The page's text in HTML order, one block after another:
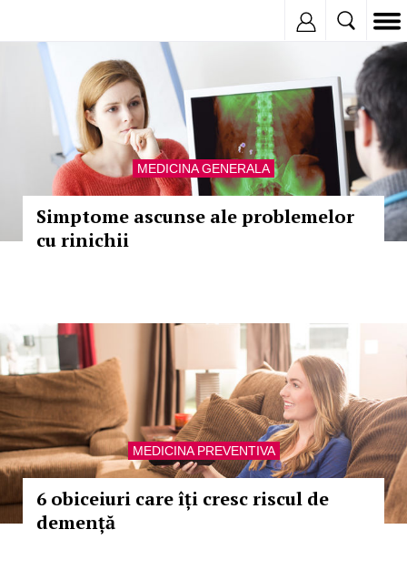
MEDICINA GENERALA
Simptome ascunse ale problemelor
cu rinichii
MEDICINA PREVENTIVA
6 obiceiuri care îți cresc riscul de
demență